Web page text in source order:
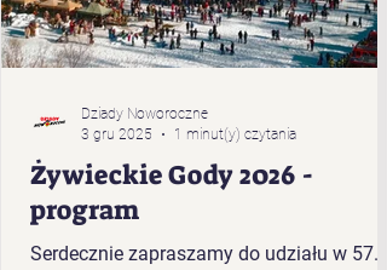
Żywieckie Gody 2026 -
program
Serdecznie zapraszamy do udziału w 57.
Dziady Noworoczne
3 gru 2025
1 minut(y) czytania